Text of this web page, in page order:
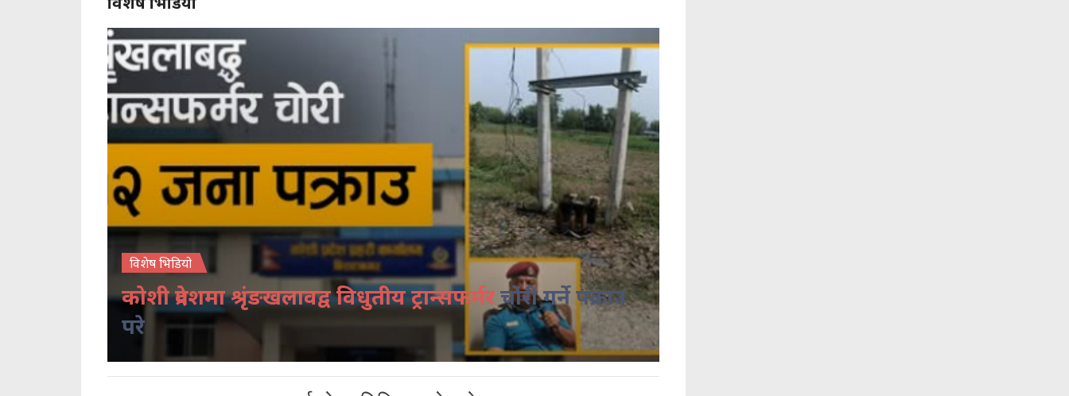
विशेष भिडियो
कोशी प्रदेशमा श्रृंङखलावद्व विधुतीय ट्रान्सफर्मरचोरी गर्ने पक्राउ
परे